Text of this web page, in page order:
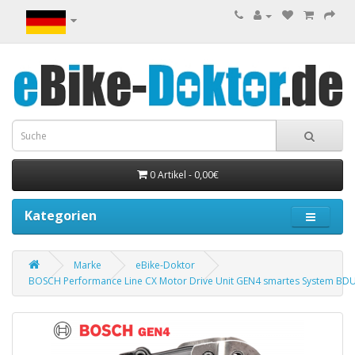
0 Artikel - 0,00€
Kategorien
Marke
eBike-Doktor
BOSCH Performance Line CX Motor Drive Unit GEN4 smartes System